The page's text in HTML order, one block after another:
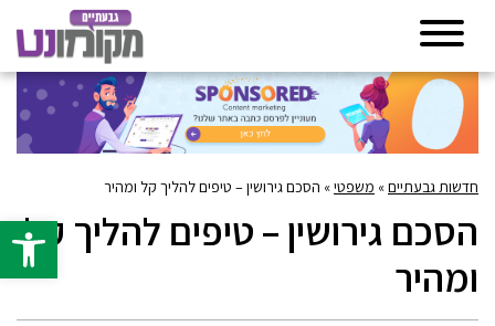
פתח
חדשות גבעתיים» משפטי» הסכם גירושין – טיפים להליך קל ומהיר
הסכם גירושין – טיפים להליך קל
ומהיר